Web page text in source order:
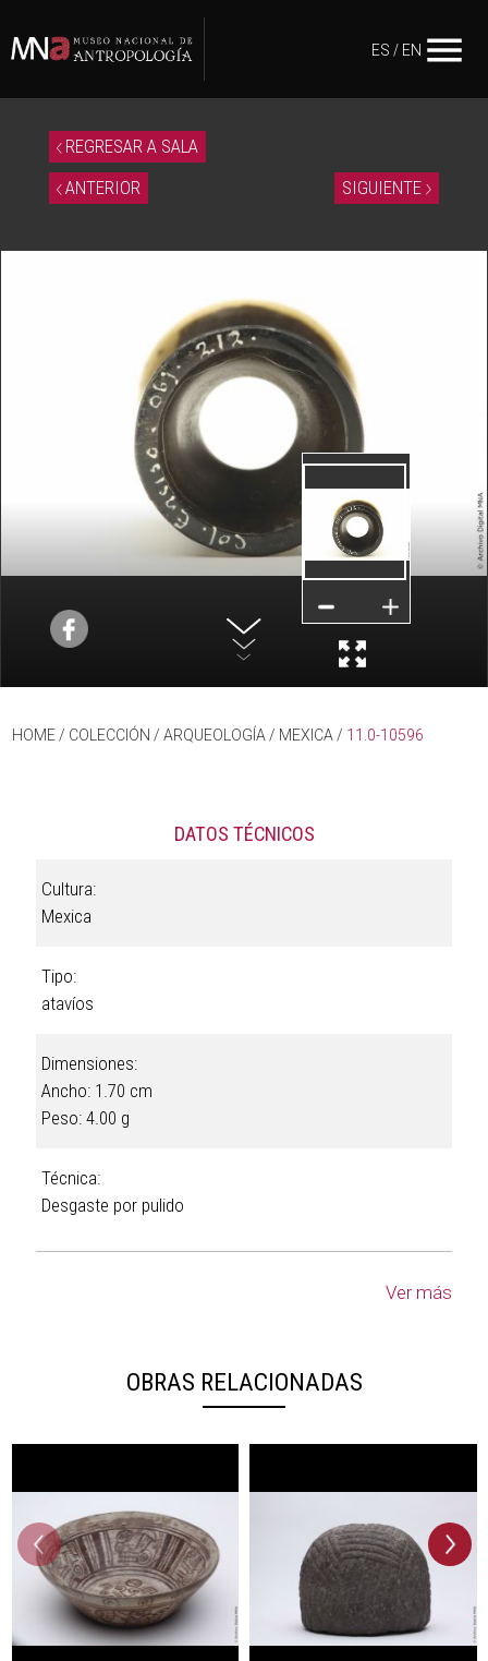
ES / EN menu
REGRESAR A SALA
ANTERIOR
SIGUIENTE
HOME/ COLECCIÓN / ARQUEOLOGÍA / MEXICA / 11.0-10596
DATOS TÉCNICOS
Cultura:
Mexica
Tipo:
atavíos
Dimensiones:
Ancho: 1.70 cm
Peso: 4.00 g
Técnica:
Desgaste por pulido
Ver más
OBRAS RELACIONADAS
prev next